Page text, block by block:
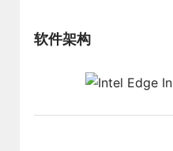
软件架构